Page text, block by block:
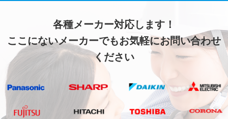
各種メーカー対応します！
ここにないメーカーでもお気軽にお問い合わせ
ください